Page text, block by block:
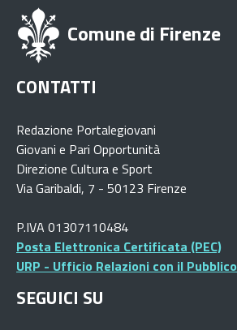
Comune di Firenze
CONTATTI
Redazione Portalegiovani
Giovani e Pari Opportunità
Direzione Cultura e Sport
Via Garibaldi, 7 - 50123 Firenze
P.IVA 01307110484
Posta Elettronica Certificata (PEC)
URP - Ufficio Relazioni con il Pubblico
SEGUICI SU